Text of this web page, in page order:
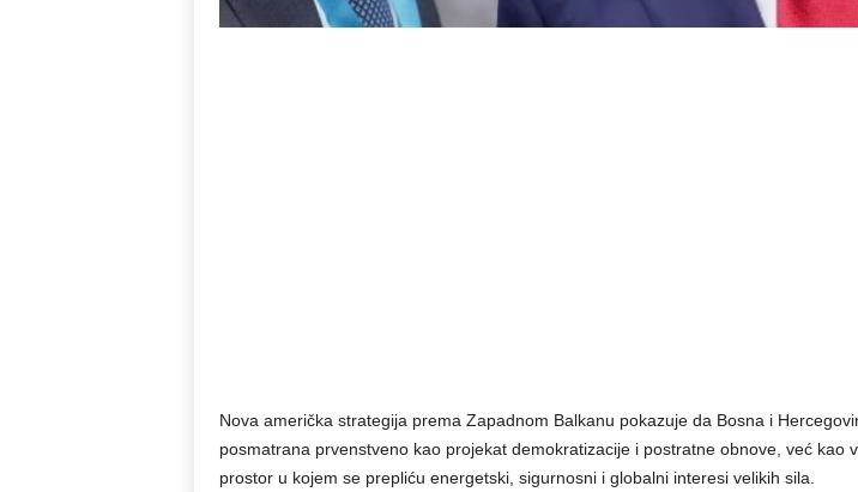
Nova američka strategija prema Zapadnom Balkanu pokazuje da Bosna i
posmatrana prvenstveno kao projekat demokratizacije i postratne obnove, već kao
prostor u kojem se prepliću energetski, sigurnosni i globalni interesi velikih sila.